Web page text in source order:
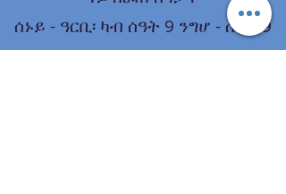
ሰኑይ - ዓርቢ፡ ካብ ሰዓት 9 ንግሆ - ሰዓት 9
ድሕሪ ቀትሪ